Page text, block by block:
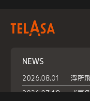
NEWS
2026.08.01
2026.07.18